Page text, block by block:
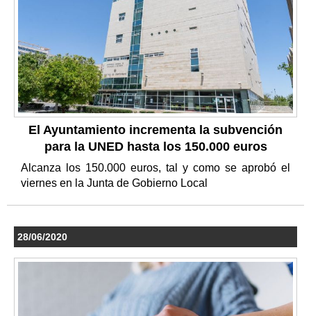
El Ayuntamiento incrementa la subvención
para la UNED hasta los 150.000 euros
Alcanza los 150.000 euros, tal y como se aprobó el
viernes en la Junta de Gobierno Local
28/06/2020